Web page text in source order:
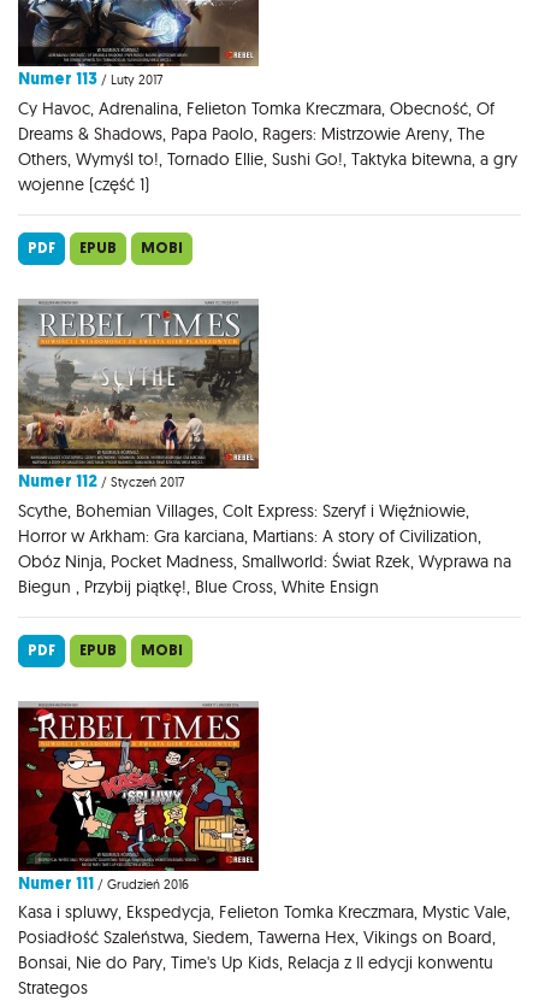
Numer 113 / Luty 2017
Cy Havoc, Adrenalina, Felieton Tomka Kreczmara, Obecność, Of
Dreams & Shadows, Papa Paolo, Ragers: Mistrzowie Areny, The
Others, Wymyśl to!, Tornado Ellie, Sushi Go!, Taktyka bitewna, a gry
wojenne (część 1)
PDF EPUB MOBI
Numer 112 / Styczeń 2017
Scythe, Bohemian Villages, Colt Express: Szeryf i Więźniowie,
Horror w Arkham: Gra karciana, Martians: A story of Civilization,
Obóz Ninja, Pocket Madness, Smallworld: Świat Rzek, Wyprawa na
Biegun , Przybij piątkę!, Blue Cross, White Ensign
PDF EPUB MOBI
Numer 111 / Grudzień 2016
Kasa i spluwy, Ekspedycja, Felieton Tomka Kreczmara, Mystic Vale,
Posiadłość Szaleństwa, Siedem, Tawerna Hex, Vikings on Board,
Bonsai, Nie do Pary, Time's Up Kids, Relacja z II edycji konwentu
Strategos